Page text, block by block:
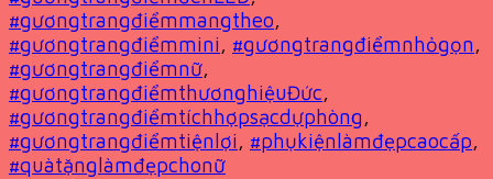
#gươngtrangđiểmmangtheo,
#gươngtrangđiểmmini, #gươngtrangđiểmnhỏgọn,
#gươngtrangđiểmnữ,
#gươngtrangđiểmthươnghiệuĐức,
#gươngtrangđiểmtíchhợpsạcdựphòng,
#gươngtrangđiểmtiệnlợi, #phụkiệnlàmđẹpcaocấp,
#quàtặnglàmđẹpchonữ